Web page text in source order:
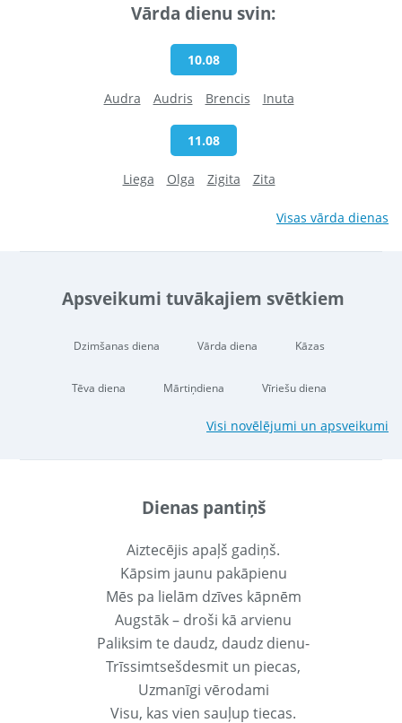
Vārda dienu svin:
10.08
Audra Audris Brencis Inuta
11.08
Liega Olga Zigita Zita
Visas vārda dienas
Apsveikumi tuvākajiem svētkiem
Dzimšanas diena Vārda diena Kāzas
Tēva diena Mārtiņdiena Vīriešu diena
Visi novēlējumi un apsveikumi
Dienas pantiņš
Aiztecējis apaļš gadiņš.
Kāpsim jaunu pakāpienu
Mēs pa lielām dzīves kāpnēm
Augstāk – droši kā arvienu
Paliksim te daudz, daudz dienu-
Trīssimtsešdesmit un piecas,
Uzmanīgi vērodami
Visu, kas vien sauļup tiecas.